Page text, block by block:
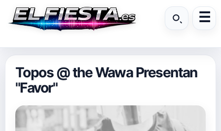
Topos @ the Wawa Presentan
"Favor"